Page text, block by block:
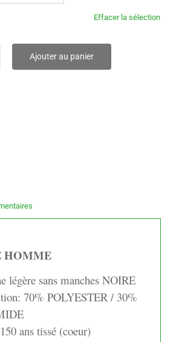
Effacer la sélection
Ajouter au panier
HOMME
légère sans manches NOIRE
70% POLYESTER / 30%
ans tissé (coeur)